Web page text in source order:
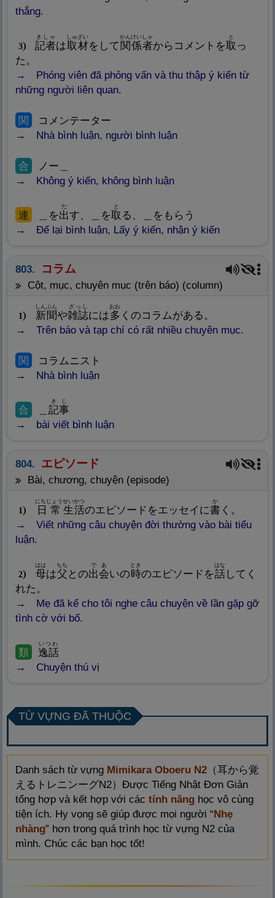
thắng.
3 記者
きしゃ
は取材
Nghĩa: Những thứ có sẵn trong
しゅざい
をして 関係
Nghĩa: Ràng buộc, trói buộc,
かんけい
者
しゃ
からコメントを取
と
っ
た。
Phóng viên đã phỏng vấn và thu thập ý kiến từ
những người liên quan.
関
コメンテーター
Nhà bình luận, người bình luận
合
ノー＿
Không ý kiến, không bình luận
連 ＿を出
だ
す、＿を取
と
る、＿をもらう
Để lại bình luận, Lấy ý kiến, nhận ý kiến
803. コラム
cột, mục, chuyên mục (trên báo) (column)
1 新 聞
しんぶん
や雑誌
ざっし
には多
おお
くのコラムがある。
Trên báo và tạp chí có rất nhiều chuyên mục.
関
コラムニスト
Nhà bình luận
合 記事
きじ
bài viết bình luận
804. エピソード
bài, chương, chuyện (episode)
1 日常
にちじょう
生活
せいかつ
のエピソードをエッセイに書
か
く。
Viết những câu chuyện đời thường vào bài tiểu
luận.
2 母
はは
は父
ちち
との出会
であ
いの時
とき
のエピソードを話
はな
してく
れた。
Mẹ đã kể cho tôi nghe câu chuyện về lần gặp gỡ
tình cờ với bố.
類 逸話
いつわ
Chuyện thú vị
TỪ VỰNG ĐÃ THUỘC
Danh sách từ vựng Mimikara Oboeru N2（耳から覚
えるトレニンーグN2）Được Tiếng Nhật Đơn Giản
tổng hợp và kết hợp với các tính nănghọc vô cùng
tiện ích. Hy vọng sẽ giúp được mọi người “Nhẹ
nhàng” hơn trong quá trình học từ vựng N2 của
mình. Chúc các bạn học tốt!